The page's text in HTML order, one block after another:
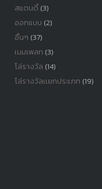
สแตนดี้(3)
ออกแบบ (2)
อื่นๆ (37)
เนมเพลท (3)
โล่รางวัล (14)
โล่รางวัลเเยกประเภท (19)